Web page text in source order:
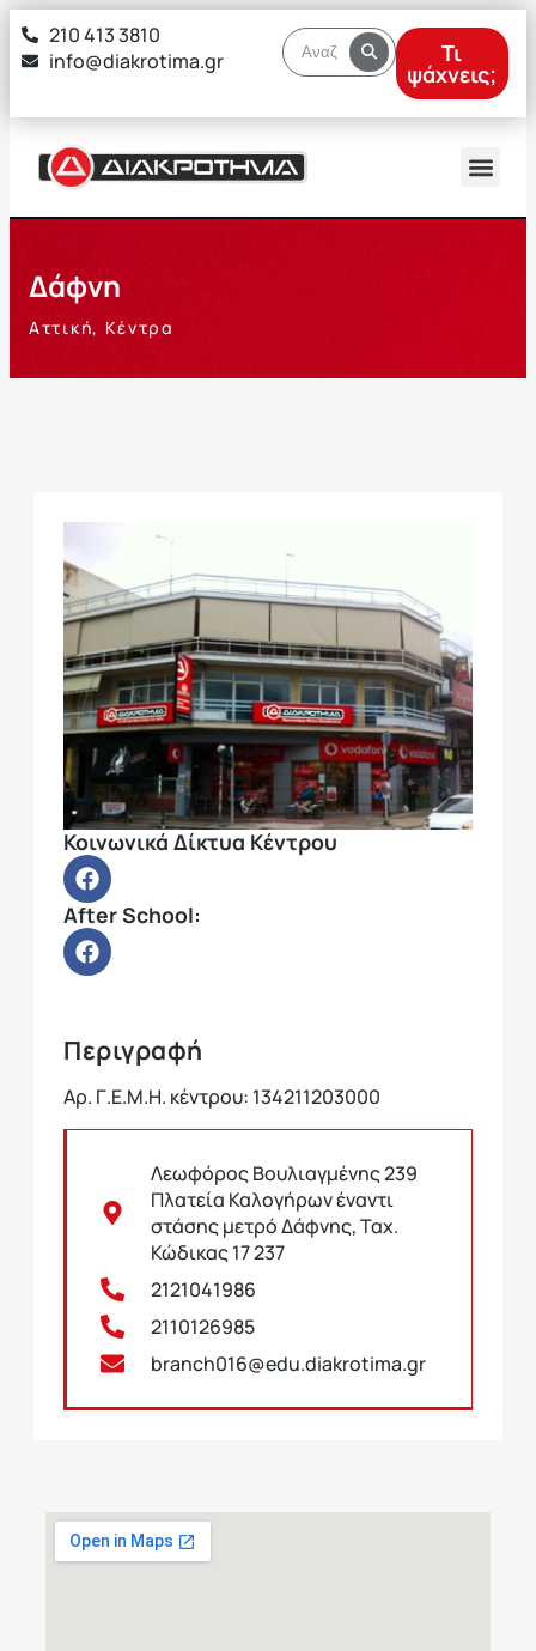
στο
περιεχόμενο
210 413 3810
info@diakrotima.gr
Τι
ψάχνεις;
Δάφνη
Αττική, Κέντρα
Κοινωνικά Δίκτυα Κέντρου
After School:
Περιγραφή
Αρ. Γ.Ε.Μ.Η. κέντρου: 134211203000
Λεωφόρος Βουλιαγμένης 239
Πλατεία Καλογήρων έναντι
στάσης μετρό Δάφνης, Ταχ.
Κώδικας 17 237
2121041986
2110126985
branch016@edu.diakrotima.gr